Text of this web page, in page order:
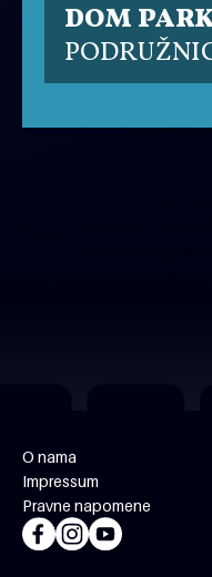
DOM
O nama
Impressum
Pravne napomene